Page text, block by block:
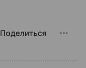
Поделиться